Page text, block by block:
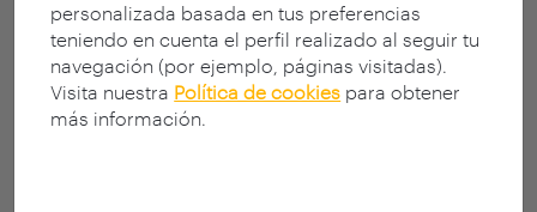
personalizada basada en tus preferencias
teniendo en cuenta el perfil realizado al seguir tu
navegación (por ejemplo, páginas visitadas).
Visita nuestra Política de cookies para obtener
más información.